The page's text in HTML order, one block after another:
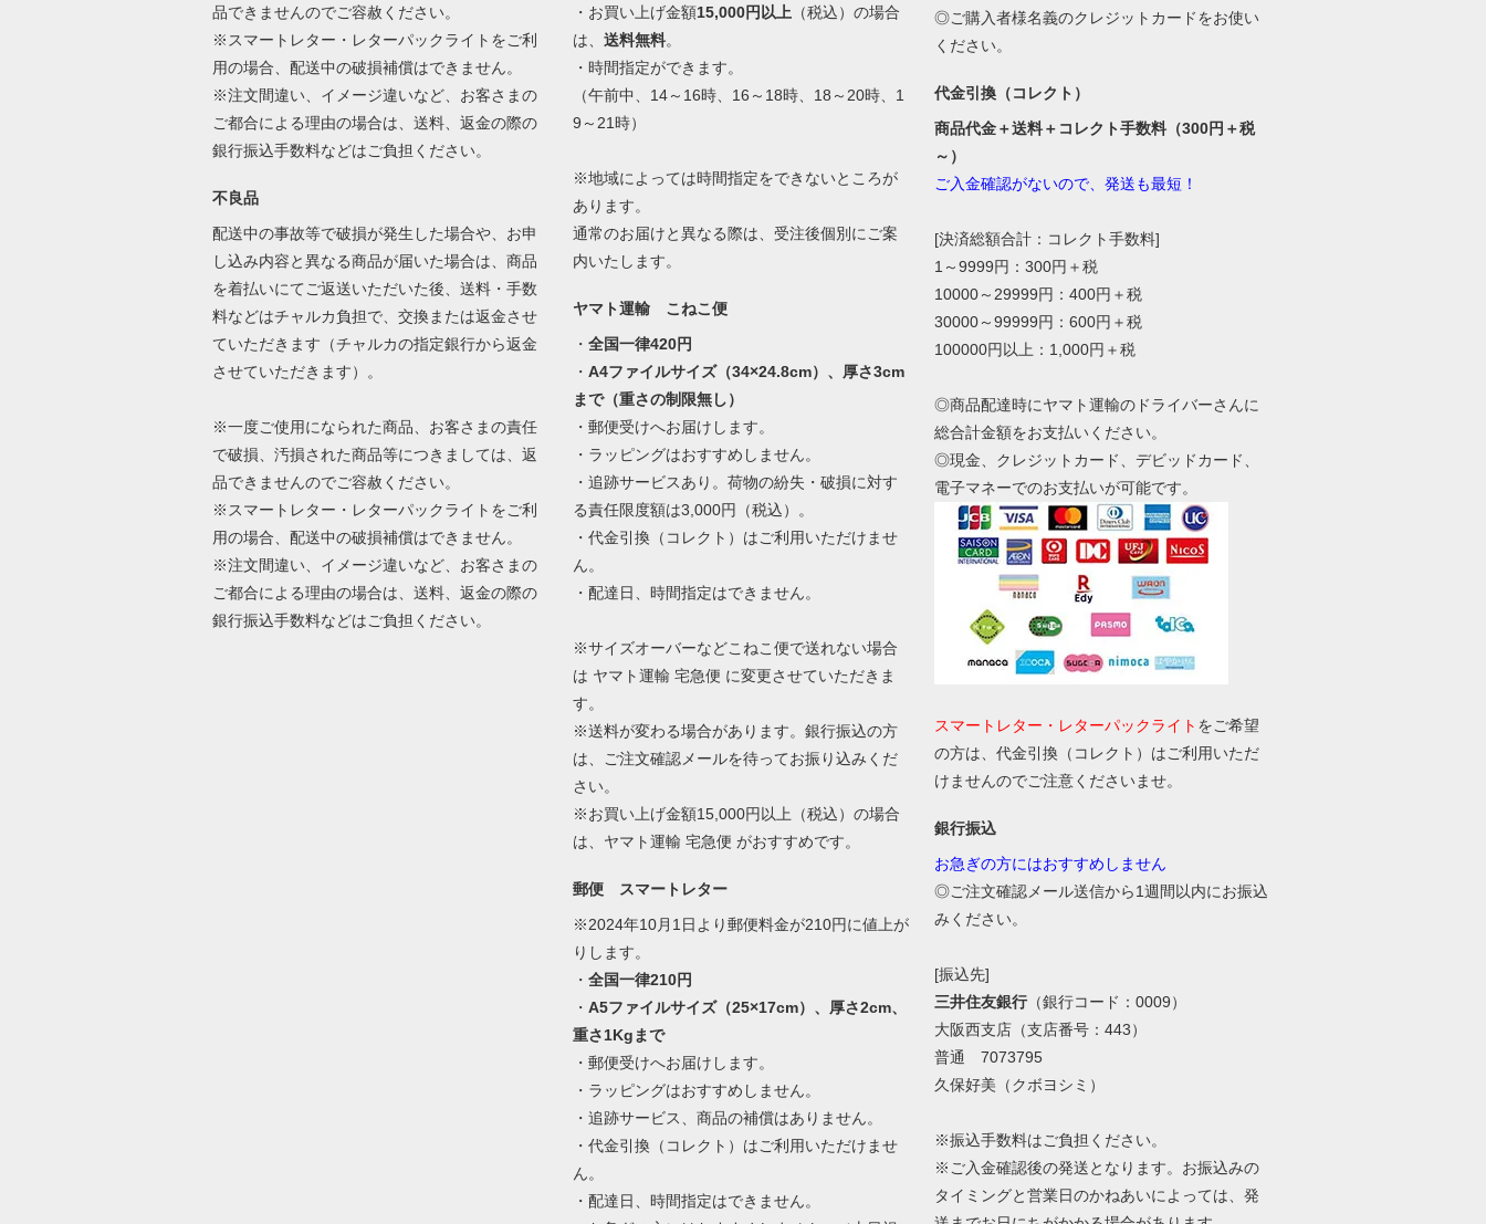
品できませんのでご容赦ください。
※スマートレター・レターパックライトをご利
用の場合、配送中の破損補償はできません。
※注文間違い、イメージ違いなど、お客さまの
ご都合による理由の場合は、送料、返金の際の
銀行振込手数料などはご負担ください。
不良品
配送中の事故等で破損が発生した場合や、お申
し込み内容と異なる商品が届いた場合は、商品
を着払いにてご返送いただいた後、送料・手数
料などはチャルカ負担で、交換または返金させ
ていただきます（チャルカの指定銀行から返金
させていただきます）。
※一度ご使用になられた商品、お客さまの責任
で破損、汚損された商品等につきましては、返
品できませんのでご容赦ください。
※スマートレター・レターパックライトをご利
用の場合、配送中の破損補償はできません。
※注文間違い、イメージ違いなど、お客さまの
ご都合による理由の場合は、送料、返金の際の
銀行振込手数料などはご負担ください。
・お買い上げ金額15,000円以上 （税込）の場合
は、送料無料。
・時間指定ができます。
（午前中、14～16時、16～18時、18～20時、1
9～21時）
※地域によっては時間指定をできないところが
あります。
通常のお届けと異なる際は、受注後個別にご案
内いたします。
ヤマト運輸 こねこ便
・全国一律420円
・A4ファイルサイズ（34×24.8cm）、厚さ3cm
まで（重さの制限無し）
・郵便受けへお届けします。
・ラッピングはおすすめしません。
・追跡サービスあり。荷物の紛失・破損に対す
る責任限度額は3,000円（税込）。
・代金引換（コレクト）はご利用いただけませ
ん。
・配達日、時間指定はできません。
※サイズオーバーなどこねこ便で送れない場合
は ヤマト運輸 宅急便 に変更させていただきま
す。
※送料が変わる場合があります。銀行振込の方
は、ご注文確認メールを待ってお振り込みくだ
さい。
※お買い上げ金額15,000円以上（税込）の場合
は、ヤマト運輸 宅急便 がおすすめです。
郵便 スマートレター
※2024年10月1日より郵便料金が210円に値上が
りします。
・全国一律210円
・A5ファイルサイズ（25×17cm）、厚さ2cm、
重さ1Kgまで
・郵便受けへお届けします。
・ラッピングはおすすめしません。
・追跡サービス、商品の補償はありません。
・代金引換（コレクト）はご利用いただけませ
ん。
・配達日、時間指定はできません。
◎ご購入者様名義のクレジットカードをお使い
ください。
代金引換（コレクト）
商品代金＋送料＋コレクト手数料（300円＋税
～）
ご入金確認がないので、発送も最短！
[決済総額合計：コレクト手数料]
1～9999円：300円＋税
10000～29999円：400円＋税
30000～99999円：600円＋税
100000円以上：1,000円＋税
◎商品配達時にヤマト運輸のドライバーさんに
総合計金額をお支払いください。
◎現金、クレジットカード、デビッドカード、
電子マネーでのお支払いが可能です。
スマートレター・レターパックライト をご希望
の方は、代金引換（コレクト）はご利用いただ
けませんのでご注意くださいませ。
銀行振込
お急ぎの方にはおすすめしません
◎ご注文確認メール送信から1週間以内にお振込
みください。
[振込先]
三井住友銀行（銀行コード：0009）
大阪西支店（支店番号：443）
普通 7073795
久保好美（クボヨシミ）
※振込手数料はご負担ください。
※ご入金確認後の発送となります。お振込みの
タイミングと営業日のかねあいによっては、発